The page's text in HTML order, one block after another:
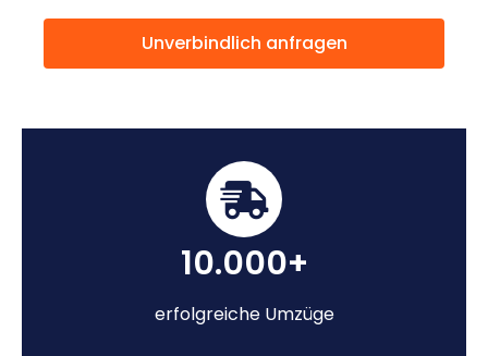
Unverbindlich anfragen
10.000+
erfolgreiche Umzüge